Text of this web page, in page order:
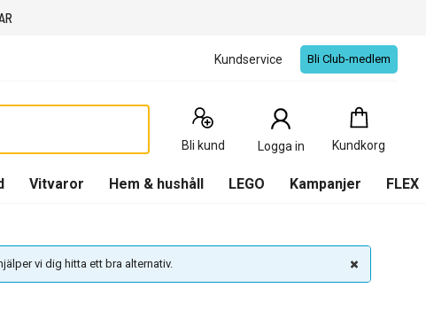
Kundservice Bli Club-medlem
Bli kund Logga in Kundkorg
Kundkorg
0
Produkter
Vitvaror Hem & hushåll LEGO Kampanjer FLEX
vi dig hitta ett bra alternativ.